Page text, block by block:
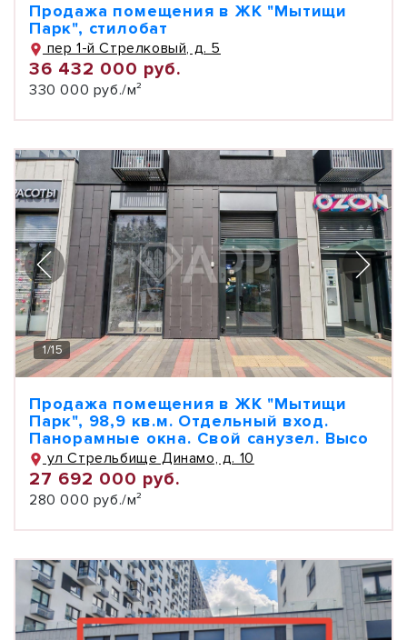
Продажа помещения в ЖК "Мытищи
Парк", стилобат
пер 1-й Стрелковый, д. 5
36 432 000 руб.
330 000 руб./м²
1/15
Продажа помещения в ЖК "Мытищи
Парк", 98,9 кв.м. Отдельный вход.
Панорамные окна. Свой санузел. Высо
ул Стрельбище Динамо, д. 10
27 692 000 руб.
280 000 руб./м²